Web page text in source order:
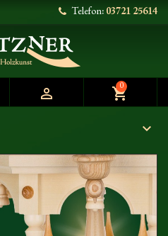
Telefon: 03721 25614
 shopping_cart
0